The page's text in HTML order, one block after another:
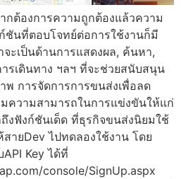
กต้องการความถูกต้องแล้วความ
ชันที่ตอบโจทย์ต่อการใช้งานก็มี
ะเป็นด้านการแสดงผล, ค้นหา,
รเดินทาง ฯลฯ ที่จะช่วยสนับสนุน
พ การจัดการการขนส่งเพื่อลด
ความสามารถในการแข่งขันให้แก่
งฟังก์ชันเด็ด ที่ธุรกิจขนส่งนิยมใช้
ายDev ไปทดลองใช้งาน โดย
Key ได้ที่
console/SignUp.aspx